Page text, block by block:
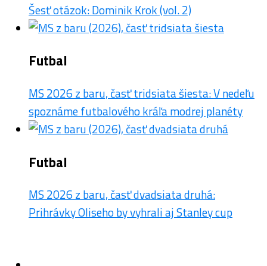
Šesť otázok: Dominik Krok (vol. 2)
Futbal
MS 2026 z baru, časť tridsiata šiesta: V nedeľu
spoznáme futbalového kráľa modrej planéty
Futbal
MS 2026 z baru, časť dvadsiata druhá:
Prihrávky Oliseho by vyhrali aj Stanley cup